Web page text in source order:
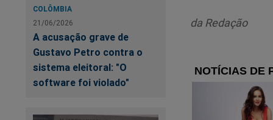
COLÔMBIA
21/06/2026
A acusação grave de
Gustavo Petro contra o
sistema eleitoral: "O
software foi violado"
presidiário Lula de
está na "mira" da
Não perca tempo.
https://
da Redação